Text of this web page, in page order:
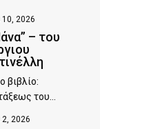
10, 2026
– του
βιβλίο:
του...
2, 2026